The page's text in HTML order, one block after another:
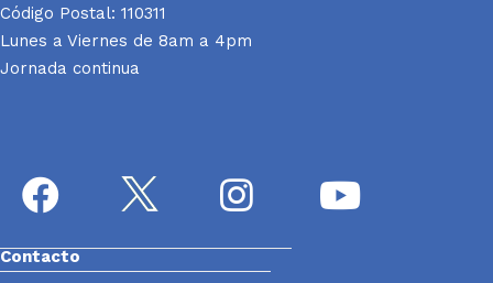
Código Postal: 110311
Lunes a Viernes de 8am a 4pm
Jornada continua
Contacto